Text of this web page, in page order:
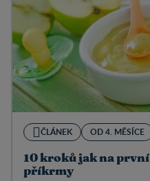
ČLÁNEK OD 4. MĚSÍCE
10 kroků jak na první
příkrmy